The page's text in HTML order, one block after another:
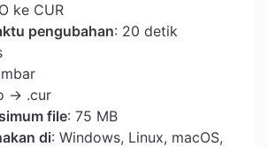
ke CUR
pengubahan: 20 detik
→ .cur
file: 75 MB
di: Windows, Linux, macOS,